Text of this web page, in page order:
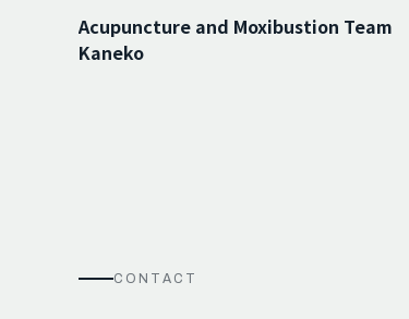
Acupuncture and Moxibustion Team
Kaneko
CONTACT